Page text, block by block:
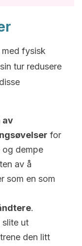
med fysisk
tur redusere
av
for
og dempe
av å
som en som
.
slite ut
den litt